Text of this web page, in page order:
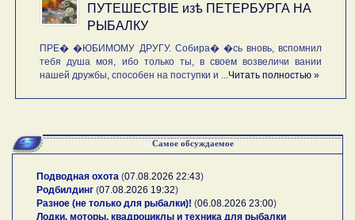
ПУТЕШЕСТВIE изѣ ПЕТЕРБУРГА НА
РЫБАЛКУ
ПРЕ� �ЮБИМОМУ ДРУГУ. Собира� �сь вновь, вспомнил
тебя душа моя, ибо только ты, в своем возвеличи вании
нашей дружбы, способен на поступки и ... Читать полностью »
Самое обсуждаемое
Подводная охота (07.08.2026 22:43)
Родбилдинг (07.08.2026 19:32)
Разное (не только для рыбалки)! (06.08.2026 23:00)
Лодки, моторы, квадроциклы и техника для рыбалки